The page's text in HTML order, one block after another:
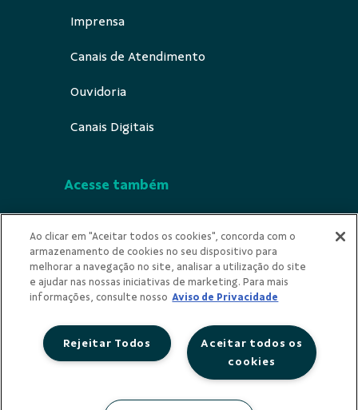
Imprensa
Canais de Atendimento
Ouvidoria
Canais Digitais
Acesse também
Indícios de Ilicitude
Privacidade
Ao clicar em "Aceitar todos os cookies", concorda com o
armazenamento de cookies no seu dispositivo para
melhorar a navegação no site, analisar a utilização do site
e ajudar nas nossas iniciativas de marketing. Para mais
informações, consulte nosso Aviso de Privacidade
Aceitar todos os
cookies
Rejeitar Todos